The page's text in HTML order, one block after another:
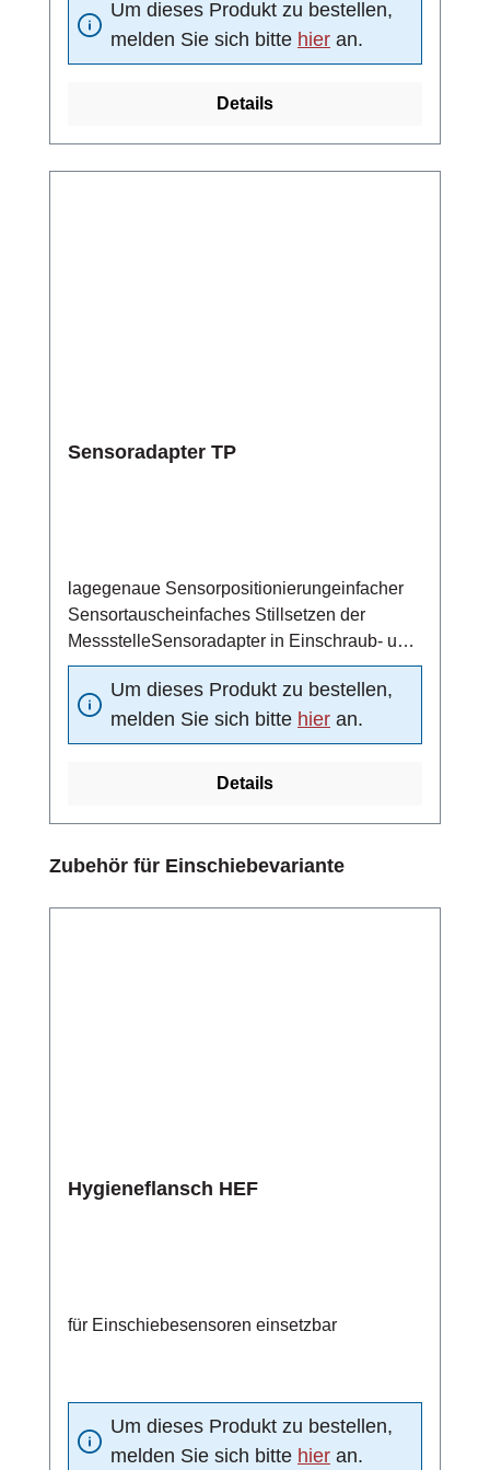
(Kugeldichtung): DelrinNenndruck: PN 25 bar
Um dieses Produkt zu bestellen,
melden Sie sich bitte hier an.
Details
Sensoradapter TP
lagegenaue Sensorpositionierungeinfacher
Sensortauscheinfaches Stillsetzen der
MessstelleSensoradapter in Einschraub- und
Schweißtechnik
Um dieses Produkt zu bestellen,
melden Sie sich bitte hier an.
Details
Produktgalerie überspringen
Zubehör für Einschiebevariante
Hygieneflansch HEF
für Einschiebesensoren einsetzbar
Um dieses Produkt zu bestellen,
melden Sie sich bitte hier an.